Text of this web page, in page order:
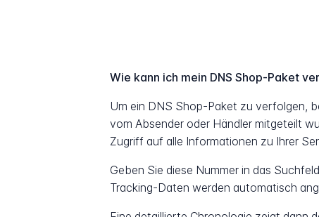
Wie kann ich mein DNS Shop-Paket
Um ein DNS Shop-Paket zu verfolgen,
vom Absender oder Händler mitgeteilt
Zugriff auf alle Informationen zu Ihrer
Geben Sie diese Nummer in das
Tracking-Daten werden automatisch